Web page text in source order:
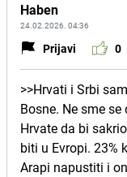
Haben
24.02.2026. 04:36
Prijavi 0
>>Hrvati i Srbi
Bosne. Ne sme
Hrvate da bi
biti u Evropi. 23%
Arapi napustiti i